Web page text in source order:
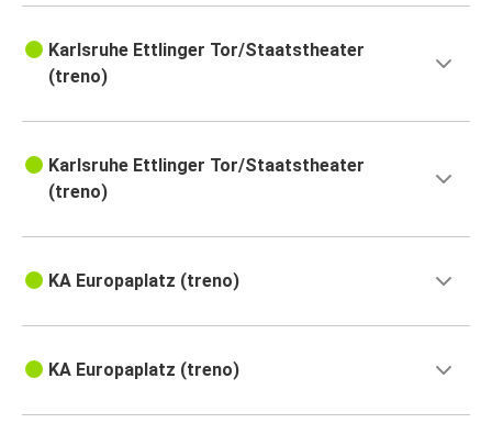
Karlsruhe Ettlinger Tor/Staatstheater
(treno)
Karlsruhe Ettlinger Tor/Staatstheater
(treno)
KA Europaplatz (treno)
KA Europaplatz (treno)